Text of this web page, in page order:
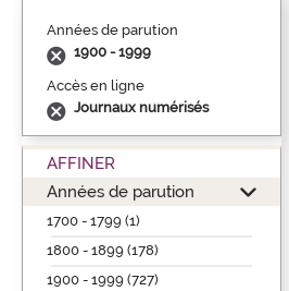
Années de parution
1900 - 1999
Accès en ligne
Journaux numérisés
AFFINER
Années de parution
1700 - 1799 (1)
1800 - 1899 (178)
1900 - 1999 (727)